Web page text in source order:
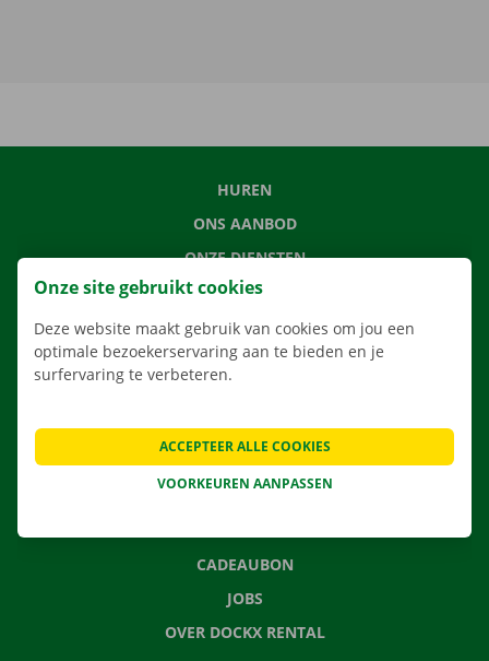
HUREN
ONS AANBOD
ONZE DIENSTEN
LOCATIES
APP
VERHUISOPLOSSINGEN
CONTACTEER ONS
CADEAUBON
JOBS
OVER DOCKX RENTAL
Onze site gebruikt cookies
Deze website maakt gebruik van cookies om jou een
optimale bezoekerservaring aan te bieden en je
surfervaring te verbeteren.
VOORKEUREN AANPASSEN
ACCEPTEER ALLE COOKIES